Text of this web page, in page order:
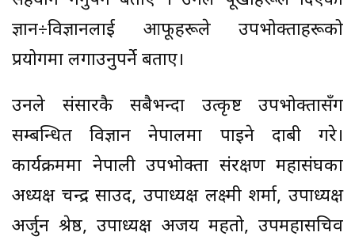
ज्ञान÷विज्ञानलाई आफूहरूले उपभोक्ताहरूको
प्रयोगमा लगाउनुपर्ने बताए।
उनले संसारकै सबैभन्दा उत्कृष्ट उपभोक्तासँग
सम्बन्धित विज्ञान नेपालमा पाइने दाबी गरे।
कार्यक्रममा नेपाली उपभोक्ता संरक्षण महासंघका
अध्यक्ष चन्द्र साउद, उपाध्यक्ष लक्ष्मी शर्मा, उपाध्यक्ष
अर्जुन श्रेष्ठ, उपाध्यक्ष अजय महतो, उपमहासचिव